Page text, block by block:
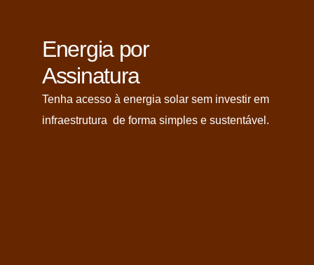
Energia por
Assinatura
Tenha acesso à energia solar sem investir em
infraestrutura de forma simples e sustentável.